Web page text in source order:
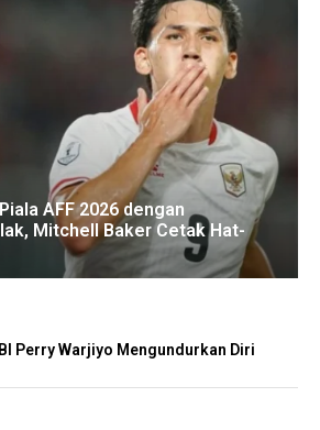
AFF 2026 dengan
Mitchell Baker Cetak Hat-
Perry Warjiyo Mengundurkan Diri